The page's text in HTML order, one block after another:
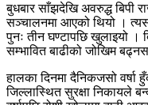
बुधबार साँझदेखि अवरुद्ध बिपी
सञ्चालनमा आएको थियो ।
पुनः तीन घण्टापछि खुलाइयो ।
सम्भावित बाढीको जोखिम
हालका दिनमा दैनिकजसो वर्षा
जिल्लास्थित सुरक्षा निकायले